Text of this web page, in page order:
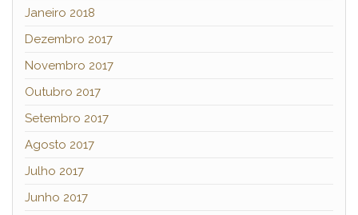
Janeiro 2018
Dezembro 2017
Novembro 2017
Outubro 2017
Setembro 2017
Agosto 2017
Julho 2017
Junho 2017